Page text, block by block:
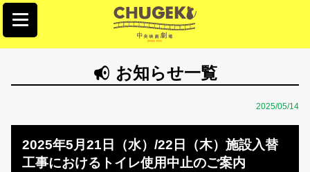
お知らせ一覧
2025/05/14
2025年5月21日（水）/22日（木）施設入替
工事におけるトイレ使用中止のご案内